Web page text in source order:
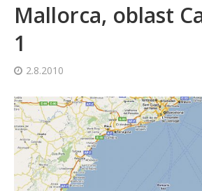
Mallorca, oblast
1
2.8.2010